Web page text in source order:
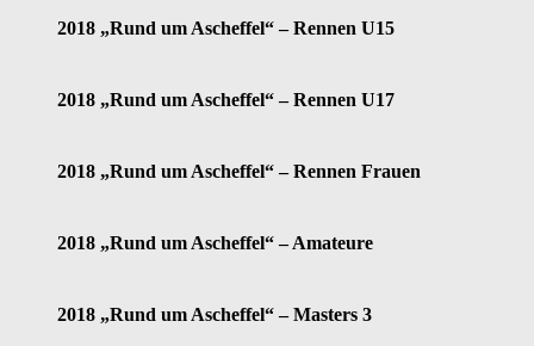
2018 „Rund um Ascheffel“ – Rennen U15
2018 „Rund um Ascheffel“ – Rennen U17
2018 „Rund um Ascheffel“ – Rennen Frauen
2018 „Rund um Ascheffel“ – Amateure
2018 „Rund um Ascheffel“ – Masters 3